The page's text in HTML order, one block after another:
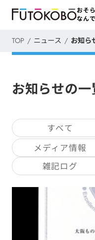
おそ
なん
TOP ニュース お知ら
お知らせの一
すべて
メディア情報
雑記ログ